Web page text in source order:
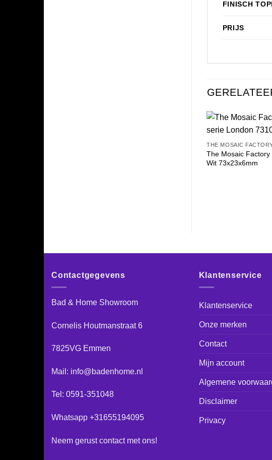
FINISCH
PRIJS
THE MOSAIC
The Mosaic Factory
Wit 73x23x6mm
Contactgegevens
Bad & Home Showroom
Cornelis Houtmanstraat 6
7825VG Emmen
Mail: info@badenhome.nl
Tel: 0591-351048
Whatsapp +31655194095
Neem gerustcontactmet ons!
Klantenservice
Klantenservice
Onze merken
Contact
Mijn account
Algemene
Disclaimer
Privacy